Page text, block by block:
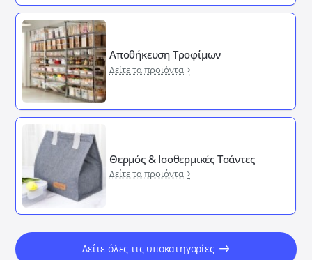
Αποθήκευση Τροφίμων
Δείτε τα προιόντα
Θερμός & Ισοθερμικές Τσάντες
Δείτε τα προιόντα
Δείτε όλες τις υποκατηγορίες